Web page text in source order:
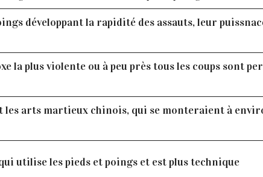
développant la rapidité des assauts, leur
la plus violente ou à peu près tous les coups sont
les arts martieux chinois, qui se monteraient à
utilise les pieds et poings et est plus technique